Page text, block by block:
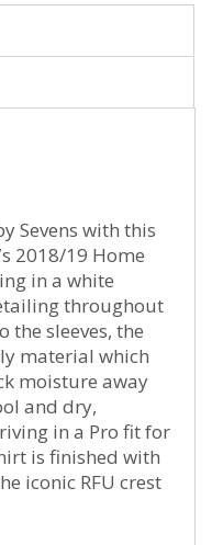
Sevens with this
2018/19 Home
in a white
throughout
the sleeves, the
material which
moisture away
and dry,
in a Pro fit for
is finished with
iconic RFU crest